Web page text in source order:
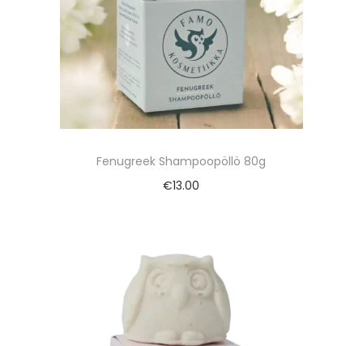
Fenugreek Shampoopöllö 80g
€13.00